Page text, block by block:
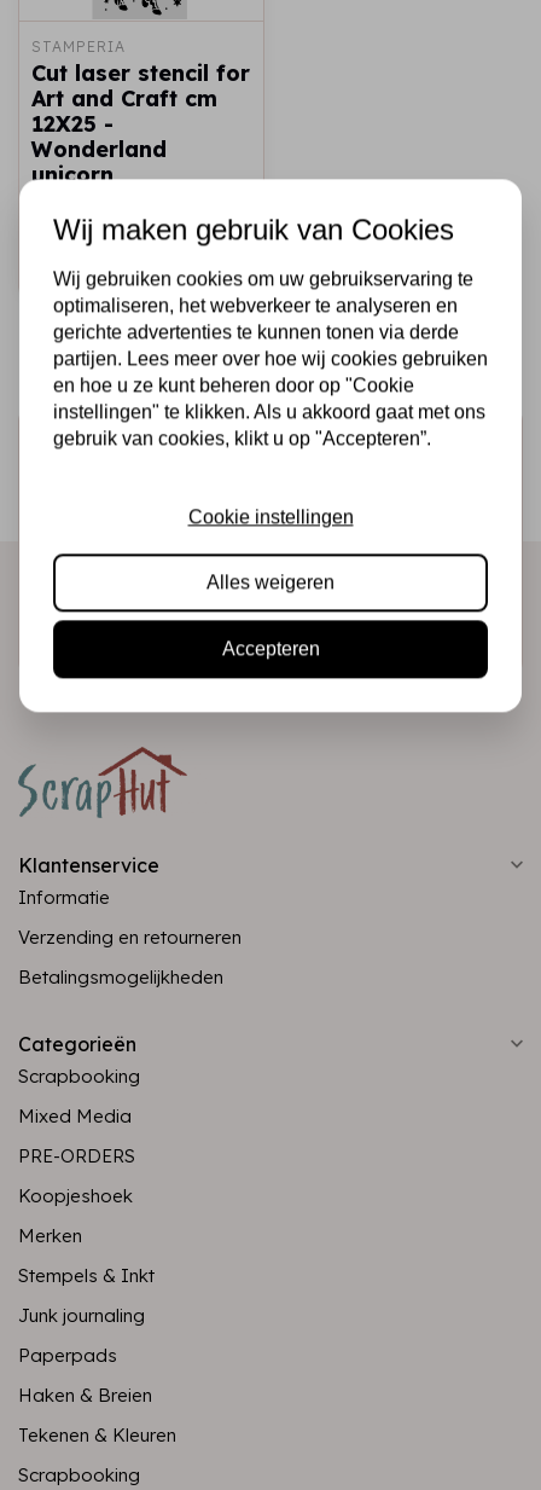
STAMPERIA
Cut laser stencil for
Art and Craft cm
12X25 -
Wonderland
unicorn
€3,50 Op voorraad
Snel toevoegen
Schrijf je in voor de nieuwsbrief
direct in je mailbox!
Abonneer
Klantenservice
Informatie
Verzending en retourneren
Betalingsmogelijkheden
Categorieën
Scrapbooking
Mixed Media
PRE-ORDERS
Koopjeshoek
Merken
Stempels & Inkt
Junk journaling
Paperpads
Haken & Breien
Tekenen & Kleuren
Scrapbooking
Wij maken gebruik van Cookies
Wij gebruiken cookies om uw gebruikservaring te
optimaliseren, het webverkeer te analyseren en
gerichte advertenties te kunnen tonen via derde
partijen. Lees meer over hoe wij cookies gebruiken
en hoe u ze kunt beheren door op "Cookie
instellingen" te klikken. Als u akkoord gaat met ons
gebruik van cookies, klikt u op "Accepteren”.
Cookie instellingen
Alles weigeren
Accepteren